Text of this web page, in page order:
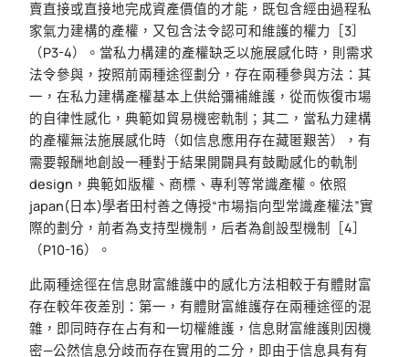
賣直接或直接地完成資產價值的才能，既包含經由過程私
家氣力建構的產權，又包含法令認可和維護的權力［3］
（P3-4）。當私力構建的產權缺乏以施展感化時，則需求
法令參與，按照前兩種途徑劃分，存在兩種參與方法：其
一，在私力建構產權基本上供給彌補維護，從而恢復市場
的自律性感化，典範如貿易機密軌制；其二，當私力建構
的產權無法施展感化時（如信息應用存在藏匿艱苦），有
需要報酬地創設一種對于結果開闢具有鼓勵感化的軌制
design，典範如版權、商標、專利等常識產權。依照
japan(日本)學者田村善之傳授“市場指向型常識產權法”實
際的劃分，前者為支持型機制，后者為創設型機制［4］
（P10-16）。
此兩種途徑在信息財富維護中的感化方法相較于有體財富
存在較年夜差別：第一，有體財富維護存在兩種途徑的混
雜，即同時存在占有和一切權維護，信息財富維護則因機
密—公然信息分歧而存在實用的二分，即由于信息具有有